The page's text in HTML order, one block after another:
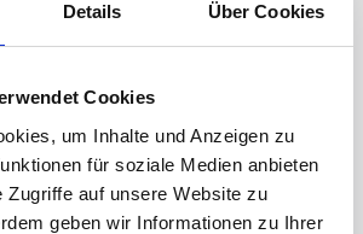
Details Über Cookies
Cookies
um Inhalte und Anzeigen zu
für soziale Medien anbieten
Zugriffe auf unsere Website zu
geben wir Informationen zu Ihrer